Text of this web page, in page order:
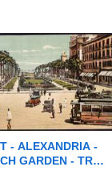
- ALEXANDRIA -
- TRAM